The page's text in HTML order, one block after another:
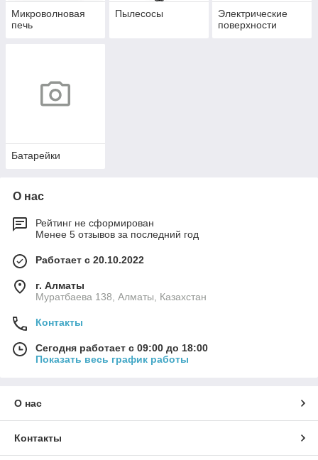
Микроволновая
печь
Пылесосы
Электрические
поверхности
Батарейки
О нас
Рейтинг не сформирован
Менее 5 отзывов за последний год
Работает с 20.10.2022
г. Алматы
Муратбаева 138, Алматы, Казахстан
Контакты
Сегодня работает с 09:00 до 18:00
Показать весь график работы
О нас
Контакты